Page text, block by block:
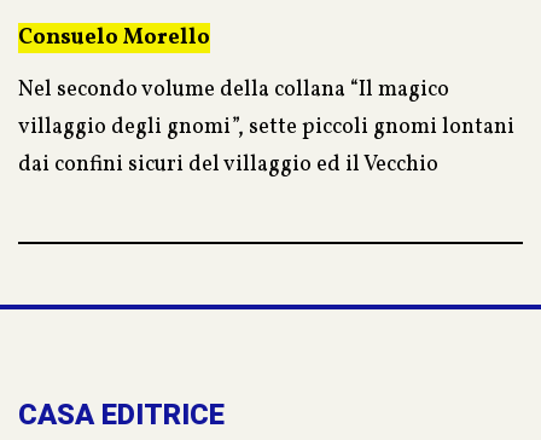
Consuelo Morello
Nel secondo volume della collana “Il magico
villaggio degli gnomi”, sette piccoli gnomi lontani
dai confini sicuri del villaggio ed il Vecchio
saggezza, custode di un amore e dei segreti che la
in un intenso racconto, fitto di sentimenti. Una
CASA EDITRICE